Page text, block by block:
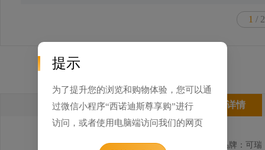
1 / 2
类似产品 产品详情
品牌：可瑞
提示
为了提升您的浏览和购物体验，您可以通
过微信小程序“西诺迪斯尊享购”进行
访问，或者使用电脑端访问我们的网页